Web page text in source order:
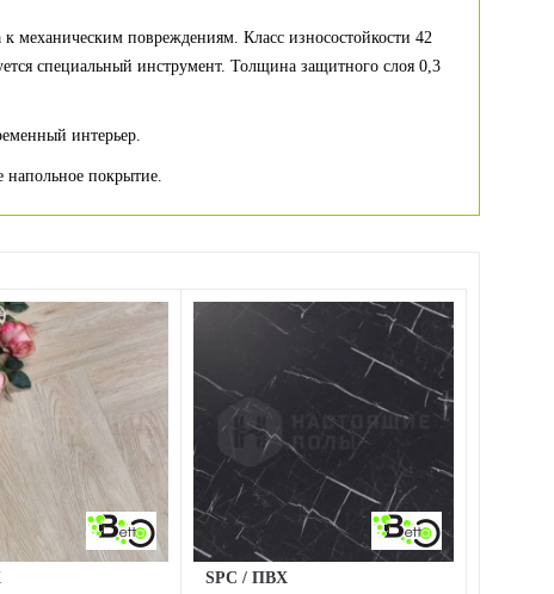
механическим повреждениям. Класс износостойкости 42
специальный инструмент. Толщина защитного слоя 0,3
интерьер.
напольное покрытие.
SPC / ПВХ